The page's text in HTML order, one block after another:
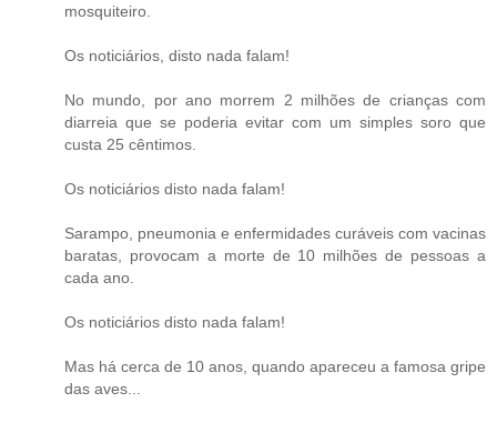
mosquiteiro.
Os noticiários, disto nada falam!
No mundo, por ano morrem 2 milhões de crianças com
diarreia que se poderia evitar com um simples soro que
custa 25 cêntimos.
Os noticiários disto nada falam!
Sarampo, pneumonia e enfermidades curáveis com vacinas
baratas, provocam a morte de 10 milhões de pessoas a
cada ano.
Os noticiários disto nada falam!
Mas há cerca de 10 anos, quando apareceu a famosa gripe
das aves...